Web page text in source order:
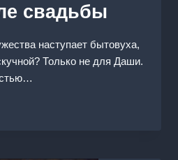
свадьбы
наступает бытовуха,
Только не для Даши.